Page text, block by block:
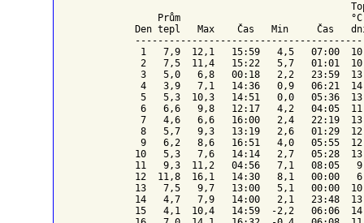
Prům
Den tepl   Max    Čas   Min     Čas
1   7,9  12,1   15:59   4,5   07:00
2   7,5  11,4   15:22   5,7   01:01
3   5,0   6,8   00:18   2,2   23:59
4   3,9   7,1   14:36   0,9   06:21
5   5,3  10,3   14:51   0,0   05:36
6   6,6   9,8   12:17   4,2   04:05
7   4,6   6,6   16:00   2,4   22:19
8   5,7   9,3   13:19   2,6   01:29
9   6,2   8,6   16:51   4,0   05:55
10   5,3   7,6   14:14   2,7   05:28
11   9,3  11,2   04:56   7,1   08:05
12  11,8  16,1   14:30   8,1   00:00
13   7,5   9,7   13:00   5,1   00:00
14   4,7   7,9   14:00   2,1   23:48
15   4,1  10,4   14:59  -2,2   06:06